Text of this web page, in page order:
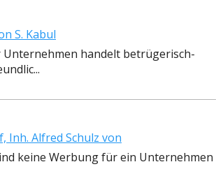
S. Kabul
handelt betrügerisch-
Inh. Alfred Schulz von
keine Werbung für ein Unternehmen